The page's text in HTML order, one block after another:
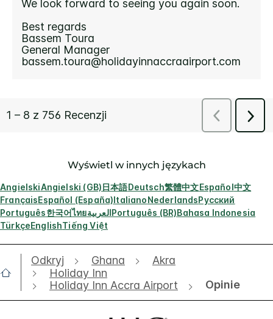
Wyświetl w innych językach
AngielskiAngielski (GB)日本語Deutsch繁體中文Español中文
FrançaisEspañol (España)ItalianoNederlandsРусский
Português한국어ไทยالعربيةPortuguês (BR)Bahasa Indonesia
TürkçeEnglishTiếng Việt
Odkryj Ghana
Akra
Holiday Inn
Holiday Inn Accra Airport
Opinie